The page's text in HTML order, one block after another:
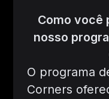
Como você
nosso
O programa
Corners